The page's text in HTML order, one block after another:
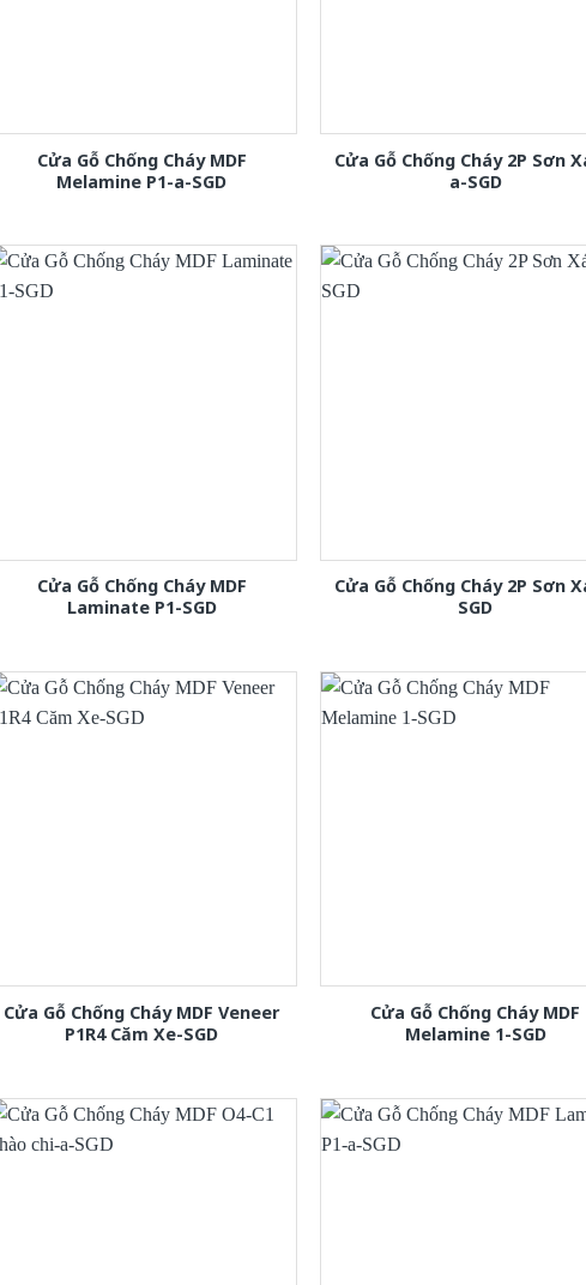
Cửa Gỗ Chống Cháy MDF
Melamine P1-a-SGD
Cửa Gỗ Chống Cháy 2P Sơn
a-SGD
Cửa Gỗ Chống Cháy MDF
Laminate P1-SGD
Cửa Gỗ Chống Cháy 2P Sơn
SGD
Cửa Gỗ Chống Cháy MDF Veneer
P1R4 Căm Xe-SGD
Cửa Gỗ Chống Cháy MDF
Melamine 1-SGD